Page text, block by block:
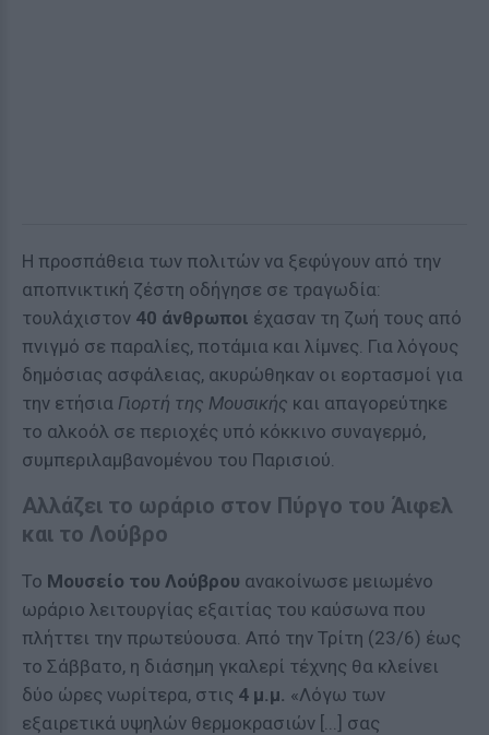
Η προσπάθεια των πολιτών να ξεφύγουν από την
αποπνικτική ζέστη οδήγησε σε τραγωδία:
τουλάχιστον 40 άνθρωποι έχασαν τη ζωή τους από
πνιγμό σε παραλίες, ποτάμια και λίμνες. Για λόγους
δημόσιας ασφάλειας, ακυρώθηκαν οι εορτασμοί για
την ετήσια Γιορτή της Μουσικής και απαγορεύτηκε
το αλκοόλ σε περιοχές υπό κόκκινο συναγερμό,
συμπεριλαμβανομένου του Παρισιού.
Αλλάζει το ωράριο στον Πύργο του Άιφελ
και το Λούβρο
Το Μουσείο του Λούβρου ανακοίνωσε μειωμένο
ωράριο λειτουργίας εξαιτίας του καύσωνα που
πλήττει την πρωτεύουσα. Από την Τρίτη (23/6) έως
το Σάββατο, η διάσημη γκαλερί τέχνης θα κλείνει
δύο ώρες νωρίτερα, στις 4 μ.μ. «Λόγω των
εξαιρετικά υψηλών θερμοκρασιών [...] σας